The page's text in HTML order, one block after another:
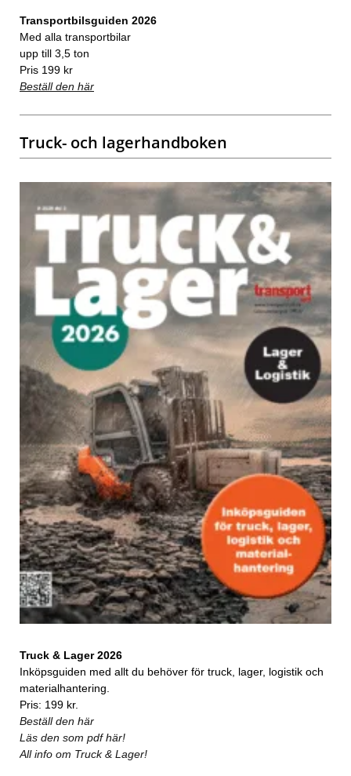
Transportbilsguiden 2026
Med alla transportbilar
upp till 3,5 ton
Pris 199 kr
Beställ den här
Truck- och lagerhandboken
Truck & Lager 2026
Inköpsguiden med allt du behöver för truck, lager, logistik och
materialhantering.
Pris: 199 kr.
Beställ den här
Läs den som pdf här!
All info om Truck & Lager!